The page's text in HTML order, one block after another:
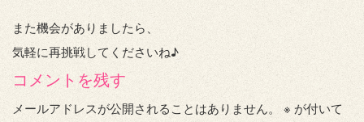
また機会がありましたら、
気軽に再挑戦してくださいね♪
コメントを残す
メールアドレスが公開されることはありません。 ※ が付いて